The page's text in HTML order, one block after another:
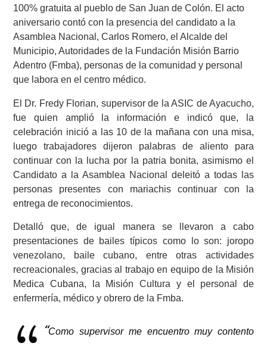
100% gratuita al pueblo de San Juan de Colón. El acto
aniversario contó con la presencia del candidato a la
Asamblea Nacional, Carlos Romero, el Alcalde del
Municipio, Autoridades de la Fundación Misión Barrio
Adentro (Fmba), personas de la comunidad y personal
que labora en el centro médico.
El Dr. Fredy Florian, supervisor de la ASIC de Ayacucho,
fue quien amplió la información e indicó que, la
celebración inició a las 10 de la mañana con una misa,
luego trabajadores dijeron palabras de aliento para
continuar con la lucha por la patria bonita, asimismo el
Candidato a la Asamblea Nacional deleitó a todas las
personas presentes con mariachis continuar con la
entrega de reconocimientos.
Detalló que, de igual manera se llevaron a cabo
presentaciones de bailes típicos como lo son: joropo
venezolano, baile cubano, entre otras actividades
recreacionales, gracias al trabajo en equipo de la Misión
Medica Cubana, la Misión Cultura y el personal de
enfermería, médico y obrero de la Fmba.
“Como supervisor me encuentro muy contento